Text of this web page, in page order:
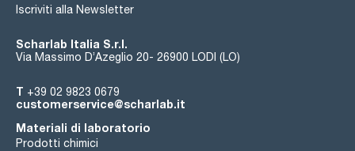
Iscriviti alla Newsletter
Scharlab Italia S.r.l.
Via Massimo D’Azeglio 20- 26900 LODI (LO)
T +39 02 9823 0679
customerservice@scharlab.it
Materiali di laboratorio
Prodotti chimici